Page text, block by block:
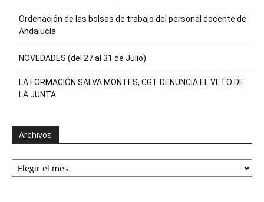
Ordenación de las bolsas de trabajo del personal docente de
Andalucía
NOVEDADES (del 27 al 31 de Julio)
LA FORMACIÓN SALVA MONTES, CGT DENUNCIA EL VETO DE
LA JUNTA
Archivos
Archivos